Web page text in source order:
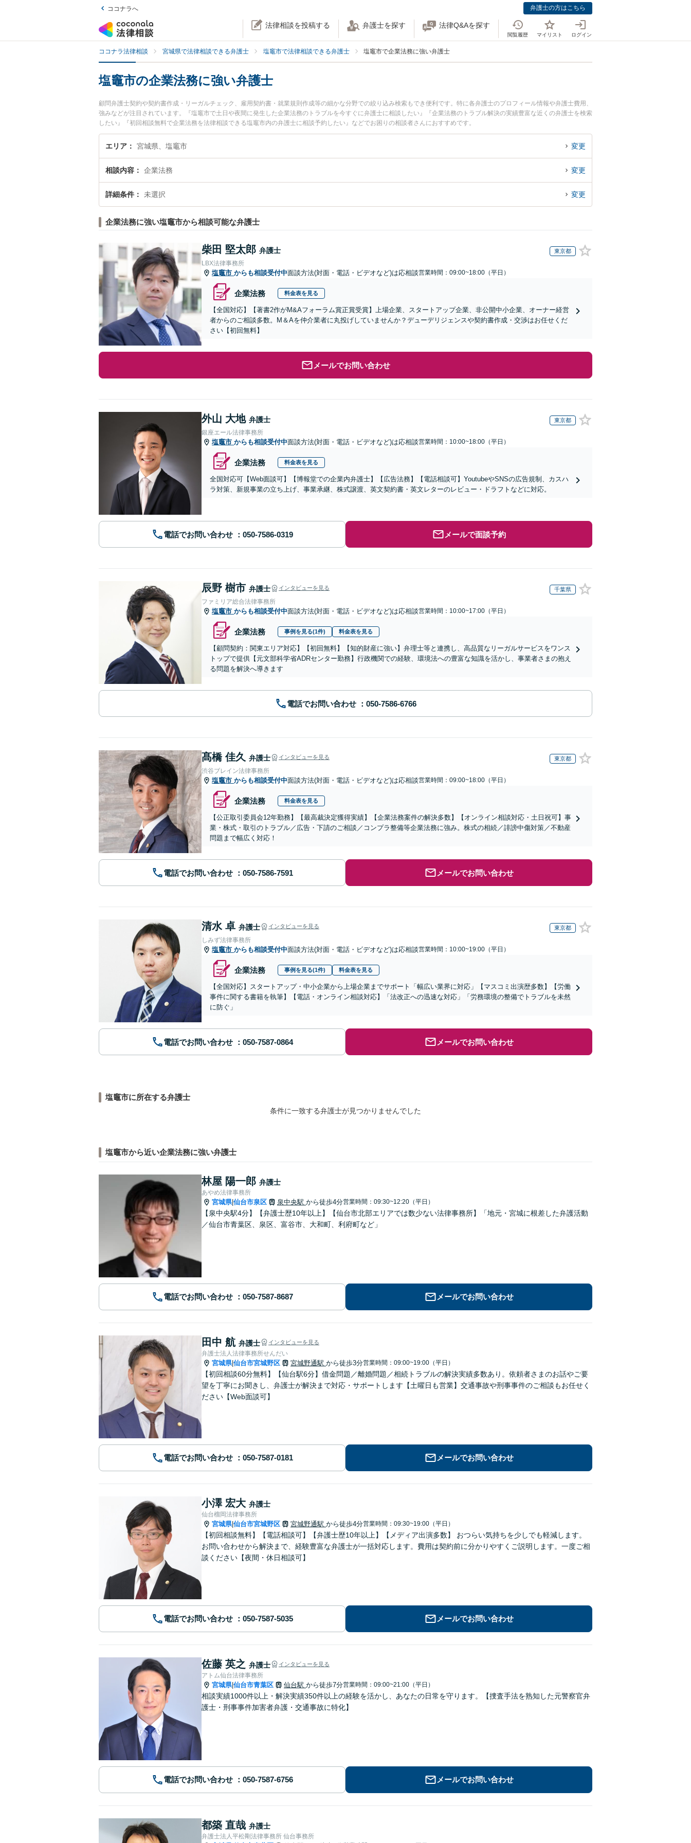
ココナラへ 弁護士の方はこちら
法律相談を投稿する 弁護士を探す 法律Q&Aを探す
閲覧履歴 マイリスト ログイン
ココナラ法律相談 宮城県で法律相談できる弁護士 塩竈市で法律相談できる弁護士 塩竈市で企業法務に強い弁護士
塩竈市の企業法務に強い弁護士
顧問弁護士契約や契約書作成・リーガルチェック、雇用契約書・就業規則作成等の細かな分野での絞り込み検索もでき便利です。特に各弁護士のプロフィール情報や弁護士費用、
強みなどが注目されています。『塩竈市で土日や夜間に発生した企業法務のトラブルを今すぐに弁護士に相談したい』『企業法務のトラブル解決の実績豊富な近くの弁護士を検索
したい』『初回相談無料で企業法務を法律相談できる塩竈市内の弁護士に相談予約したい』などでお困りの相談者さんにおすすめです。
エリア 宮城県、塩竈市 変更
相談内容 企業法務 変更
詳細条件 未選択 変更
企業法務に強い塩竈市から相談可能な弁護士
柴田 堅太郎 弁護士 東京都
LBX法律事務所
塩竈市 からも相談受付中面談方法(対面・電話・ビデオなど)は応相談営業時間：09:00~18:00（平日）
企業法務 料金表を見る
【全国対応】【著書2作がM&Aフォーラム賞正賞受賞】上場企業、スタートアップ企業、非公開中小企業、オーナー経営
者からのご相談多数。M＆Aを仲介業者に丸投げしていませんか？デューデリジェンスや契約書作成・交渉はお任せくだ
さい【初回無料】
メールでお問い合わせ
外山 大地 弁護士 東京都
銀座エール法律事務所
塩竈市 からも相談受付中面談方法(対面・電話・ビデオなど)は応相談営業時間：10:00~18:00（平日）
企業法務 料金表を見る
全国対応可【Web面談可】【博報堂での企業内弁護士】【広告法務】【電話相談可】YoutubeやSNSの広告規制、カスハ
ラ対策、新規事業の立ち上げ、事業承継、株式譲渡、英文契約書・英文レターのレビュー・ドラフトなどに対応。
電話でお問い合わせ メールで面談予約
辰野 樹市 弁護士 インタビューを見る 千葉県
ファミリア総合法律事務所
塩竈市 からも相談受付中面談方法(対面・電話・ビデオなど)は応相談営業時間：10:00~17:00（平日）
企業法務 事例を見る(1件) 料金表を見る
【顧問契約：関東エリア対応】【初回無料】【知的財産に強い】弁理士等と連携し、高品質なリーガルサービスをワンス
トップで提供【元文部科学省ADRセンター勤務】行政機関での経験、環境法への豊富な知識を活かし、事業者さまの抱え
る問題を解決へ導きます
電話でお問い合わせ
髙橋 佳久 弁護士 インタビューを見る 東京都
渋谷ブレイン法律事務所
塩竈市 からも相談受付中面談方法(対面・電話・ビデオなど)は応相談営業時間：09:00~18:00（平日）
企業法務 料金表を見る
【公正取引委員会12年勤務】【最高裁決定獲得実績】【企業法務案件の解決多数】【オンライン相談対応・土日祝可】事
業・株式・取引のトラブル／広告・下請のご相談／コンプラ整備等企業法務に強み。株式の相続／誹謗中傷対策／不動産
問題まで幅広く対応！
電話でお問い合わせ メールでお問い合わせ
清水 卓 弁護士 インタビューを見る 東京都
しみず法律事務所
塩竈市 からも相談受付中面談方法(対面・電話・ビデオなど)は応相談営業時間：10:00~19:00（平日）
企業法務 事例を見る(1件) 料金表を見る
【全国対応】スタートアップ・中小企業から上場企業までサポート「幅広い業界に対応」【マスコミ出演歴多数】【労働
事件に関する書籍を執筆】【電話・オンライン相談対応】「法改正への迅速な対応」「労務環境の整備でトラブルを未然
に防ぐ」
電話でお問い合わせ メールでお問い合わせ
塩竈市に所在する弁護士
条件に一致する弁護士が見つかりませんでした
塩竈市から近い企業法務に強い弁護士
林屋 陽一郎 弁護士
あやめ法律事務所
宮城県|仙台市泉区 泉中央駅 から徒歩4分営業時間：09:30~12:20（平日）
【泉中央駅4分】【弁護士歴10年以上】【仙台市北部エリアでは数少ない法律事務所】「地元・宮城に根差した弁護活動
／仙台市青葉区、泉区、富谷市、大和町、利府町など」
電話でお問い合わせ メールでお問い合わせ
田中 航 弁護士 インタビューを見る
弁護士法人法律事務所せんだい
宮城県|仙台市宮城野区 宮城野通駅 から徒歩3分営業時間：09:00~19:00（平日）
【初回相談60分無料】【仙台駅6分】借金問題／離婚問題／相続トラブルの解決実績多数あり。依頼者さまのお話やご要
望を丁寧にお聞きし、弁護士が解決まで対応・サポートします【土曜日も営業】交通事故や刑事事件のご相談もお任せく
ださい【Web面談可】
電話でお問い合わせ メールでお問い合わせ
小澤 宏大 弁護士
仙台榴岡法律事務所
宮城県|仙台市宮城野区 宮城野通駅 から徒歩4分営業時間：09:30~19:00（平日）
【初回相談無料】【電話相談可】【弁護士歴10年以上】【メディア出演多数】 おつらい気持ちを少しでも軽減します。
お問い合わせから解決まで、経験豊富な弁護士が一括対応します。費用は契約前に分かりやすくご説明します。一度ご相
談ください【夜間・休日相談可】
電話でお問い合わせ メールでお問い合わせ
佐藤 英之 弁護士 インタビューを見る
アトム仙台法律事務所
宮城県|仙台市青葉区 仙台駅 から徒歩7分営業時間：09:00~21:00（平日）
相談実績1000件以上・解決実績350件以上の経験を活かし、あなたの日常を守ります。【捜査手法を熟知した元警察官弁
護士・刑事事件加害者弁護・交通事故に特化】
電話でお問い合わせ メールでお問い合わせ
都築 直哉 弁護士
弁護士法人平松剛法律事務所 仙台事務所